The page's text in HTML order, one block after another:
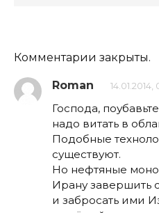
Комментарии закрыты.
Roman
Господа,
надо витать в
Подобные
существуют.
Но нефтяные
Ирану завершить
и забросать ими